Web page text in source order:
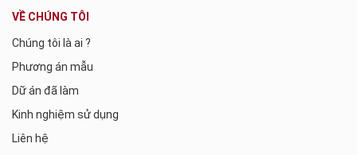
VỀ CHÚNG TÔI
Chúng tôi là ai ?
Phương án mẫu
Dữ án đã làm
Kinh nghiệm sử dụng
Liên hệ